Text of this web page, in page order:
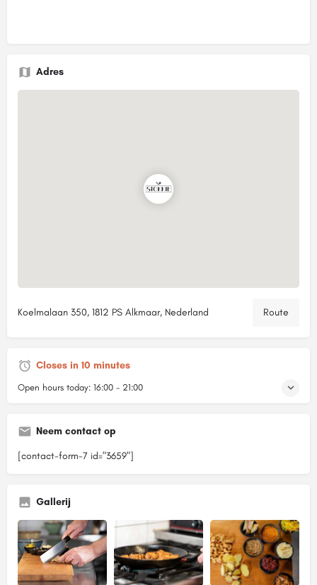
Adres
Koelmalaan 350, 1812 PS Alkmaar, Nederland Route
Closes in 10 minutes
Open hours today: 16:00 - 21:00
Neem contact op
[contact-form-7 id="3659"]
Gallerij